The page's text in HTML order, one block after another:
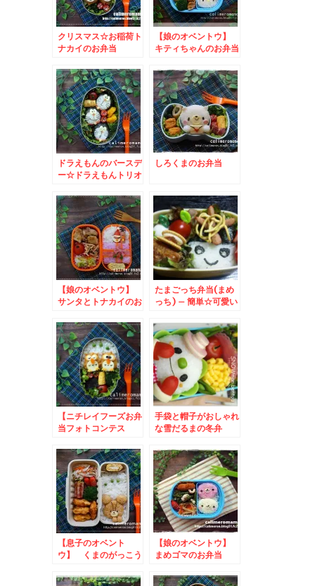
クリスマス☆お稲荷ト
ナカイのお弁当
【娘のオベントウ】
キティちゃんのお弁当
ドラえもんのバースデ
ー☆ドラえもんトリオ
しろくまのお弁当
【娘のオベントウ】
サンタとトナカイのお
たまごっち弁当(まめ
っち) – 簡単☆可愛い
【ニチレイフーズお弁
当フォトコンテス
当とこいのぼりのお弁
当
手袋と帽子がおしゃれ
な雪だるまの冬弁
【息子のオベント
ウ】 くまのがっこう
【娘のオベントウ】
まめゴマのお弁当